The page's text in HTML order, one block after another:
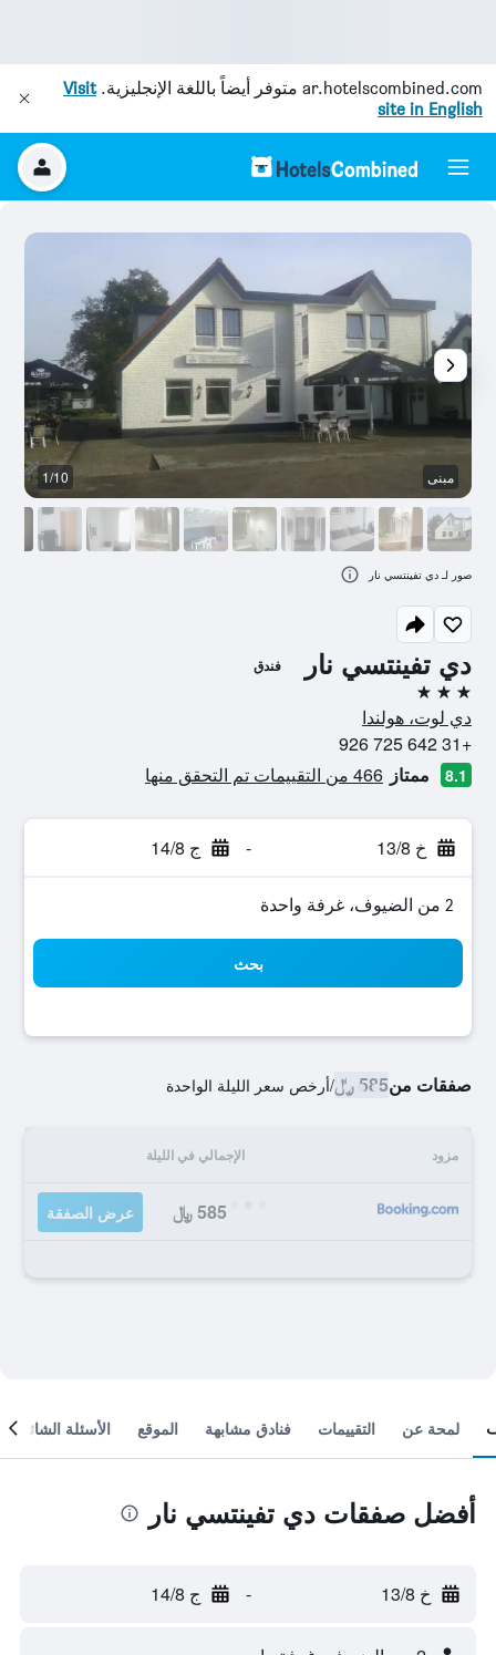
ar.hotelscombined.com متوفر أيضاً باللغة الإنجليزية.Visit
site in English
دي تفينتسي نار فندق
3 نجوم
دي لوت، هولندا
+31 642 725 926
8.1 ممتاز 466 من التقييمات تم التحقق منها
خ 13/8 - ج 14/8
2 من الضيوف، غرفة واحدة
بحث
صفقات من585 ﷼ /أرخص سعر الليلة الواحدة
مزود الإجمالي في الليلة
585 ﷼ عرض الصفقة
مبنى 1/10
صور لـ دي تفينتسي نار
لمحة عن التقييمات فنادق مشابهة الموقع الأسئلة الشائعة
أفضل صفقات دي تفينتسي نار
خ 13/8 - ج 14/8